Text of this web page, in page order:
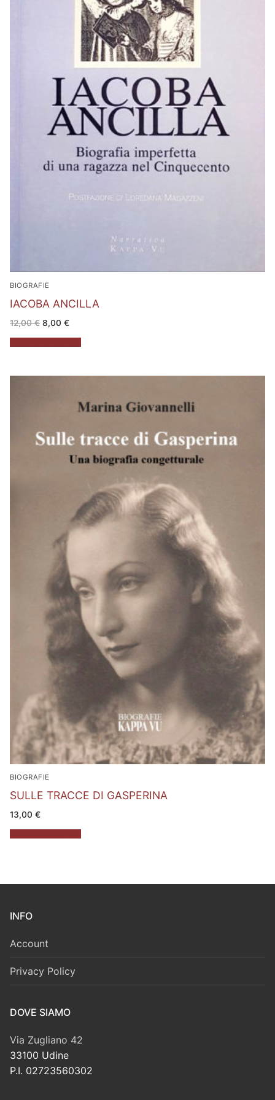
BIOGRAFIE
IACOBA ANCILLA
12,00€ Il
prezzo
originale
era:
8,00 €Il
attuale
è:
BIOGRAFIE
SULLE TRACCE DI GASPERINA
13,00 €
INFO
Account
Privacy Policy
DOVE SIAMO
Via Zugliano 42
33100 Udine
P.I. 02723560302